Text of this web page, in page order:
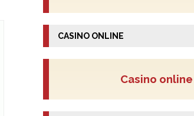
CASINO ONLINE
Casino online